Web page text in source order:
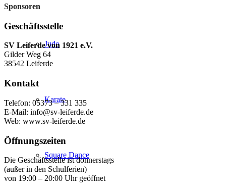
Judo
Karate
Square Dance
Sponsoren
Geschäftsstelle
SV Leiferde von 1921 e.V.
Gilder Weg 64
38542 Leiferde
Kontakt
Telefon: 05373 – 331 335
E-Mail: info@sv-leiferde.de
Web: www.sv-leiferde.de
Öffnungszeiten
Die Geschäftsstelle ist donnerstags
(außer in den Schulferien)
von 19:00 – 20:00 Uhr geöffnet